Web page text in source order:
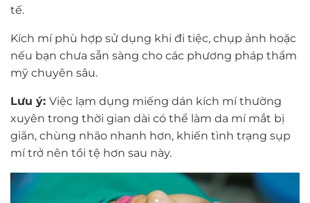
tế.
Kích mí phù hợp sử dụng khi đi tiệc, chụp ảnh hoặc
nếu bạn chưa sẵn sàng cho các phương pháp thẩm
mỹ chuyên sâu.
Lưu ý: Việc lạm dụng miếng dán kích mí thường
xuyên trong thời gian dài có thể làm da mí mắt bị
giãn, chùng nhão nhanh hơn, khiến tình trạng sụp
mí trở nên tồi tệ hơn sau này.